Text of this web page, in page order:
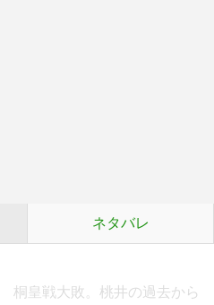
ネタバレ
戦大敗。桃井の過去から